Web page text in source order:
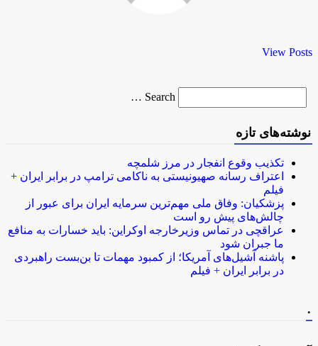
View Posts
for
Search …
نوشته‌های تازه
تکذیب وقوع انفجار در مرز شلمچه
اعتراف رسانه صهیونیستی به ناکامی ترامپ در برابر ایران +
فیلم
پزشکیان: وفاق ملی مهم‌ترین سرمایه ایران برای عبور از
چالش‌های پیش رو است
عراقچی در تماس وزیرخارجه اوکراین: باید خسارات به منافع
ما جبران شود
پاشنه آشیل‌های آمریکا؛ از کمبود مهمات تا بن‌بست راهبردی
در برابر ایران + فیلم